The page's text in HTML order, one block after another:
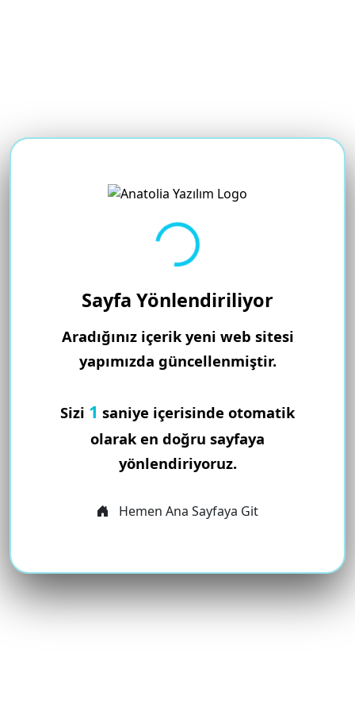
Sayfa Yönlendiriliyor
Aradığınız içerik yeni web sitesi
yapımızda güncellenmiştir.
Sizi 1 saniye içerisinde otomatik
olarak en doğru sayfaya
yönlendiriyoruz.
Hemen Ana Sayfaya Git